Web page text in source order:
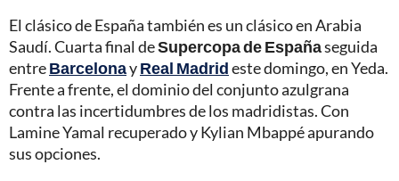
El clásico de España también es un clásico en Arabia
Saudí. Cuarta final deSupercopa de Españaseguida
entreBarcelonayReal Madrideste domingo, en Yeda.
Frente a frente, el dominio del conjunto azulgrana
contra las incertidumbres de los madridistas. Con
Lamine Yamal recuperado y Kylian Mbappé apurando
sus opciones.